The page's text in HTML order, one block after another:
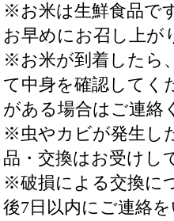
※お米は生鮮食品で
お早めにお召し上が
※お米が到着したら
て中身を確認してく
がある場合はご連絡
※虫やカビが発生し
品・交換はお受けし
※破損による交換に
後7日以内にご連絡